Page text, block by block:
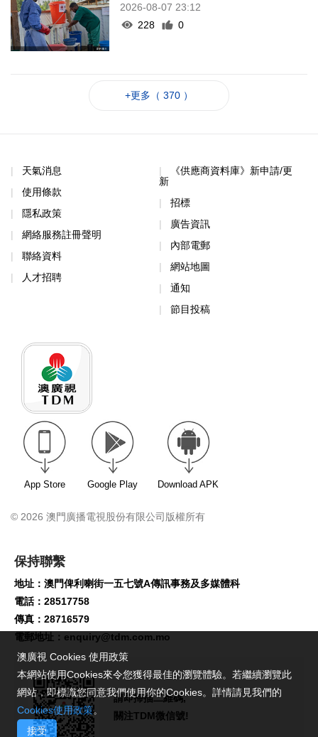
2026-08-07 23:12
228
0
+更多（ 370 ）
天氣消息
使用條款
隱私政策
網絡服務註冊聲明
聯絡資料
人才招聘
《供應商資料庫》新申請/更
新
招標
廣告資訊
內部電郵
網站地圖
通知
節目投稿
App Store Google Play Download APK
© 2026 澳門廣播電視股份有限公司版權所有
保持聯繫
地址：澳門俾利喇街一五七號A傳訊事務及多媒體科
電話：28517758
傳真：28716579
電郵地址： enquiry@tdm.com.mo
請即掃描二維碼,
關注TDM微信號!
澳廣視 Cookies 使用政策
本網站使用Cookies來令您獲得最佳的瀏覽體驗。若繼續瀏覽此
網站，即標識您同意我們使用你的Cookies。詳情請見我們的
Cookies使用政策。
接受